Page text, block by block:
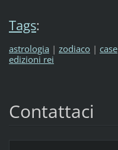
Tags:
astrologia | zodiaco | case
edizioni rei
Contattaci